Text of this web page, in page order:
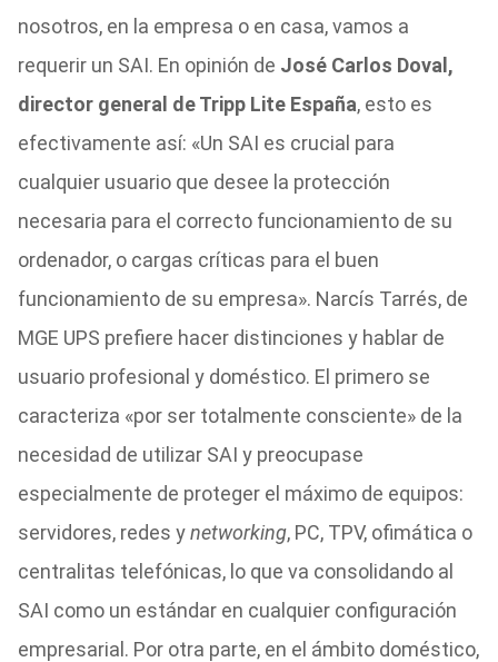
nosotros, en la empresa o en casa, vamos a
requerir un SAI. En opinión de José Carlos Doval,
director general de Tripp Lite España, esto es
efectivamente así: «Un SAI es crucial para
cualquier usuario que desee la protección
necesaria para el correcto funcionamiento de su
ordenador, o cargas críticas para el buen
funcionamiento de su empresa». Narcís Tarrés, de
MGE UPS prefiere hacer distinciones y hablar de
usuario profesional y doméstico. El primero se
caracteriza «por ser totalmente consciente» de la
necesidad de utilizar SAI y preocupase
especialmente de proteger el máximo de equipos:
servidores, redes ynetworking, PC, TPV, ofimática o
centralitas telefónicas, lo que va consolidando al
SAI como un estándar en cualquier configuración
empresarial. Por otra parte, en el ámbito doméstico,